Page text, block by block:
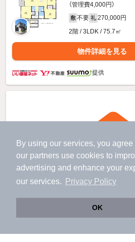
By using our services, you agree
our partners use cookies to
advertising and enhance your
our services.
Privacy Policy
OK
アプリに切り替えて、サクサク
会員登録なしですぐ使える。マッ
（管理費4,000円）
敷 不要 礼 270,000円
2階 / 3LDK / 75.7㎡
物件詳細を見る
提供